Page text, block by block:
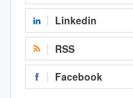
Linkedin
RSS
Facebook